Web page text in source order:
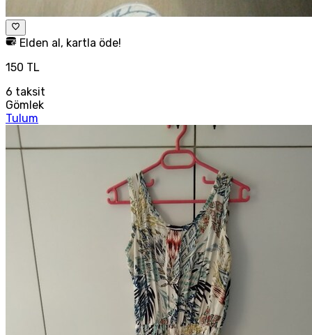
Elden al, kartla öde!
150 TL
6 taksit
Gömlek
Tulum